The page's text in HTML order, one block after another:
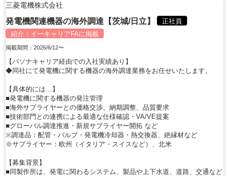
三菱電機株式会社
発電機関連機器の海外調達【茨城/日立】
正社員
紹介： イーキャリアFAに掲載
掲載期間：2026/6/12〜
【パソナキャリア経由での入社実績あり】
◆同社にて発電機に関する機器の海外調達業務をお任せいたします。
【具体的には…】
■発電機に関する機器の発注管理
■海外サプライヤーとの価格交渉、納期調整、品質要求
■技術部門との連携による最適な仕様確認・VA/VE提案
■グローバル調達推進・新規サプライヤー開拓 など
※調達品：配管・バルブ・発電機冷却器・熱交換器、絶縁材など
※サプライヤー：欧州（イタリア・スイスなど）、北米
【募集背景】
■同製作所は、発電に関わるシステム、製品や上下水道、道路、交通など